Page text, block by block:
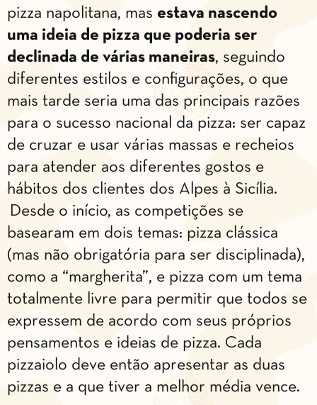
pizza napolitana, mas estava nascendo
uma ideia de pizza que poderia ser
declinada de várias maneiras, seguindo
diferentes estilos e configurações, o que
mais tarde seria uma das principais razões
para o sucesso nacional da pizza: ser capaz
de cruzar e usar várias massas e recheios
para atender aos diferentes gostos e
hábitos dos clientes dos Alpes à Sicília.
Desde o início, as competições se
basearam em dois temas: pizza clássica
(mas não obrigatória para ser disciplinada),
como a “margherita”, e pizza com um tema
totalmente livre para permitir que todos se
expressem de acordo com seus próprios
pensamentos e ideias de pizza. Cada
pizzaiolo deve então apresentar as duas
pizzas e a que tiver a melhor média vence.